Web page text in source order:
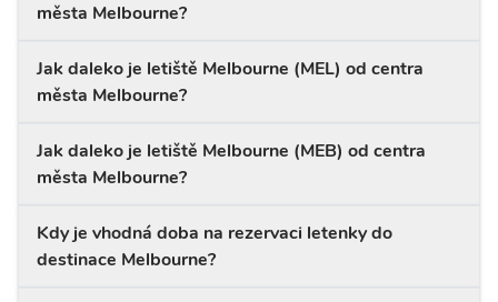
města Melbourne?
Jak daleko je letiště Melbourne (MEL) od centra
města Melbourne?
Jak daleko je letiště Melbourne (MEB) od centra
města Melbourne?
Kdy je vhodná doba na rezervaci letenky do
destinace Melbourne?